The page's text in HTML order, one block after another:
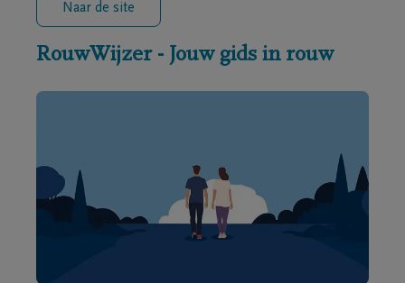
Naar de site
RouwWijzer - Jouw gids in rouw